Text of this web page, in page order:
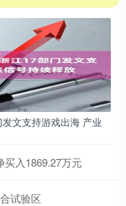
文支持游戏出海 产业
入1869.27万元
试验区